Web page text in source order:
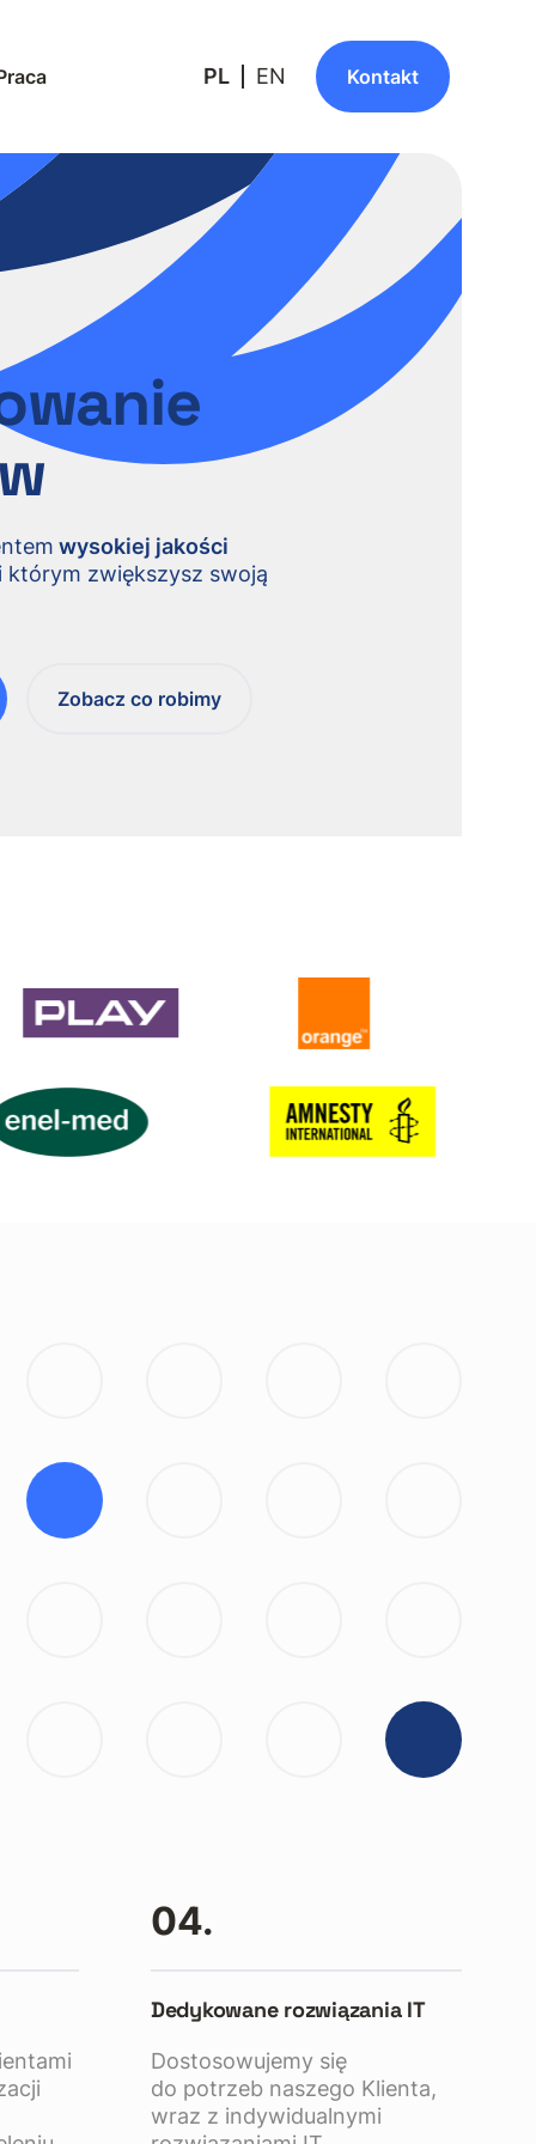
PL EN Kontakt
wysokiej jakości
którym zwiększysz swoją
Zobacz co robimy
04.
Dedykowane rozwiązania IT
Dostosowujemy się
do potrzeb naszego Klienta,
wraz z indywidualnymi